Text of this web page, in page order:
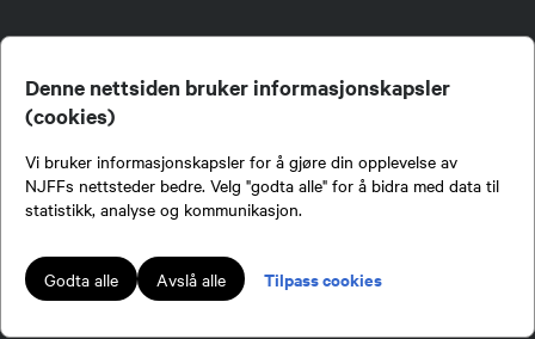
Denne nettsiden bruker informasjonskapsler
(cookies)
Vi bruker informasjonskapsler for å gjøre din opplevelse av
NJFFs nettsteder bedre. Velg "godta alle" for å bidra med data til
statistikk, analyse og kommunikasjon.
Godta alle Avslå alle Tilpass cookies
jegere og sportsfiskere og et av de viktigste miljøene for formidling av kunnskap om jakt og
fiske i Norge. Vi er en partipolitisk nøytral organisasjon, men har et sterkt jakt-, fiske-, og
naturpolitisk engasjement i mange saker.
Lokalforeninger tilsluttet Norges Jeger- og Fiskerforbund har ansvar for innhold de
publiserer på njff.no.